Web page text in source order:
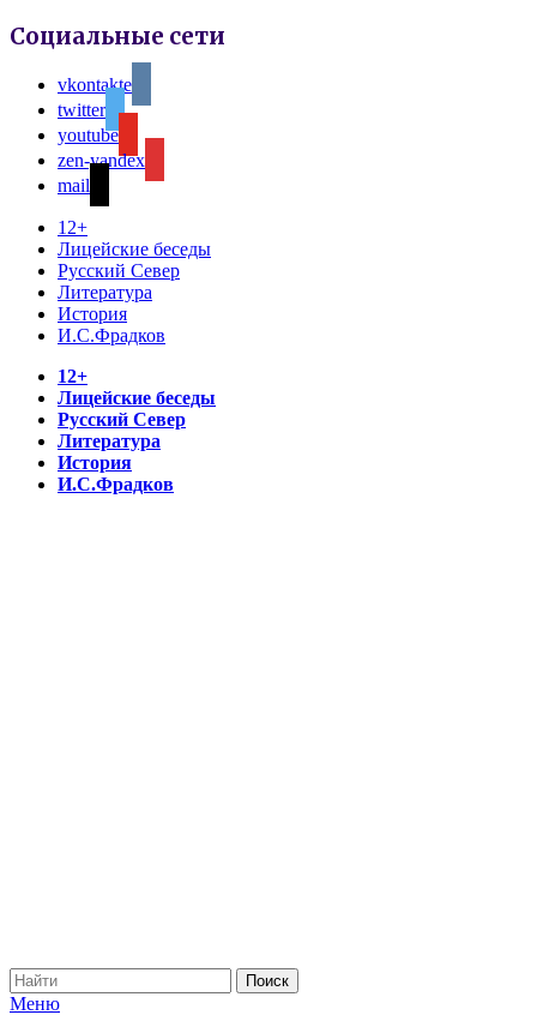
Социальные сети
vkontakte
twitter
youtube
zen-yandex
mail
12+
Лицейские беседы
Русский Север
Литература
История
И.С.Фрадков
12+
Лицейские беседы
Русский Север
Литература
История
И.С.Фрадков
Меню